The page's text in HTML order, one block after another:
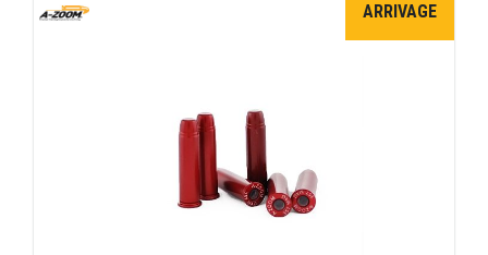
ARRIVAGE